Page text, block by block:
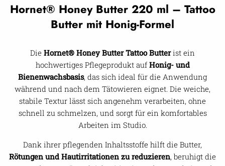
Hornet® Honey Butter 220 ml – Tattoo
Butter mit Honig-Formel
Die Hornet® Honey Butter Tattoo Butterist ein
hochwertiges Pflegeprodukt auf Honig- und
Bienenwachsbasis, das sich ideal für die Anwendung
während und nach dem Tätowieren eignet. Die weiche,
stabile Textur lässt sich angenehm verarbeiten, ohne
schnell zu schmelzen, und sorgt für ein komfortables
Arbeiten im Studio.
Dank ihrer pflegenden Inhaltsstoffe hilft die Butter,
Rötungen und Hautirritationen zu reduzieren, beruhigt die